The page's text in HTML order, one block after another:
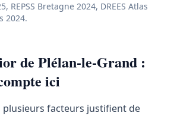
REPSS Bretagne 2024, DREES Atlas
2024.
de Plélan-le-Grand :
ici
plusieurs facteurs justifient de